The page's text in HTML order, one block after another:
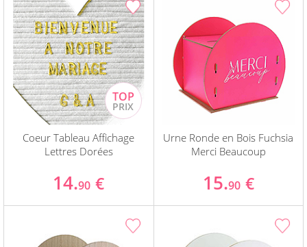
Coeur Tableau Affichage
Lettres Dorées
14.90 €
Urne Ronde en Bois Fuchsia
Merci Beaucoup
15.90 €